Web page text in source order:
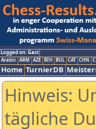
Logged on: Gast
Arabic ARM AZE BIH BUL CAT CHN
Home TurnierDB
Hinweis:
tägliche